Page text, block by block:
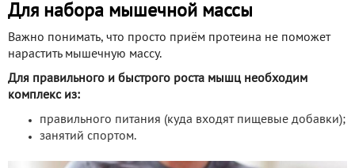
Для набора мышечной массы
Важно понимать, что просто приём протеина не поможет
нарастить мышечную массу.
Для правильного и быстрого роста мышц необходим
комплекс из:
правильного питания (куда входят пищевые добавки);
занятий спортом.